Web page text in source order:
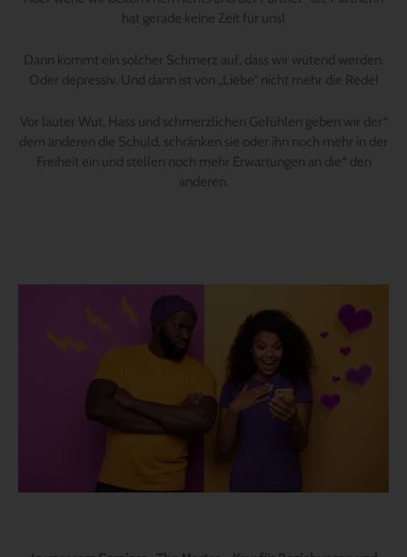
hat gerade keine Zeit für uns!
Dann kommt ein solcher Schmerz auf, dass wir wütend werden.
Oder depressiv. Und dann ist von „Liebe“ nicht mehr die Rede!
Vor lauter Wut, Hass und schmerzlichen Gefühlen geben wir der*
dem anderen die Schuld, schränken sie oder ihn noch mehr in der
Freiheit ein und stellen noch mehr Erwartungen an die* den
anderen.